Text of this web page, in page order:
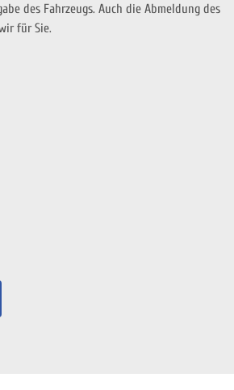
des Fahrzeugs. Auch die Abmeldung des
für Sie.